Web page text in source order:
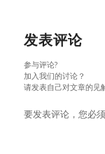
发表评论
参与评论?
加入我们的讨论？
请发表自己对文章的见
要发表评论，您必